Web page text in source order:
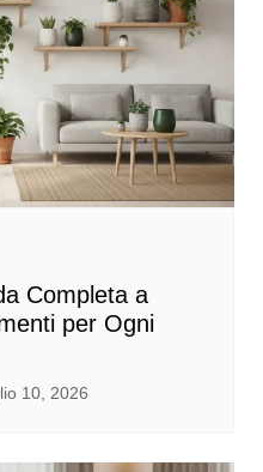
Completa a
per Ogni
10, 2026